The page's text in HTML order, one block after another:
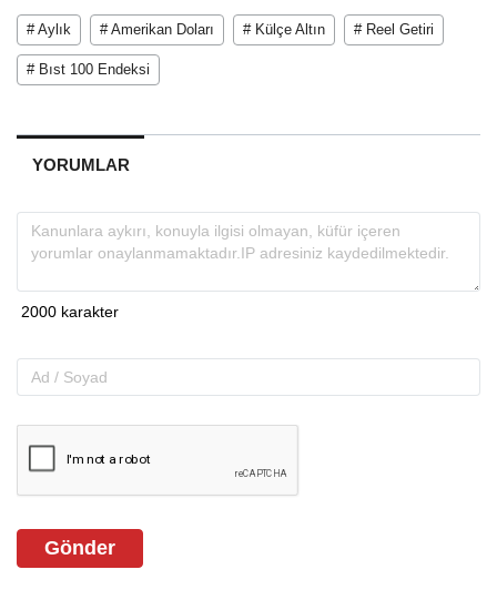
# Aylık # Amerikan Doları # Külçe Altın # Reel Getiri
# Bıst 100 Endeksi
YORUMLAR
Gönder